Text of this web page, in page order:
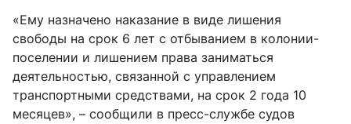
«Ему назначено наказание в виде лишения
свободы на срок 6 лет с отбыванием в колонии-
поселении и лишением права заниматься
деятельностью, связанной с управлением
транспортными средствами, на срок 2 года 10
месяцев», – сообщили в пресс-службе судов